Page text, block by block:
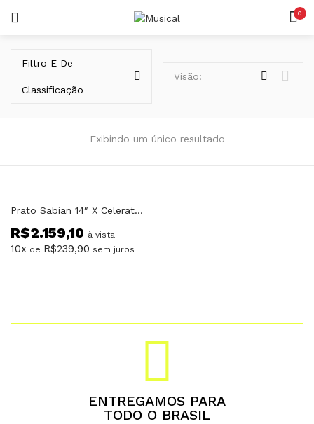
0
Exibindo um único resultado
Filtro E De
Classificação
Visão:
Prato Sabian 14″ X Celerator HiHat Chimbal XSR Series XSR1402LB
R$2.159,10 à vista
10x de R$239,90 sem juros
ENTREGAMOS PARA
TODO O BRASIL